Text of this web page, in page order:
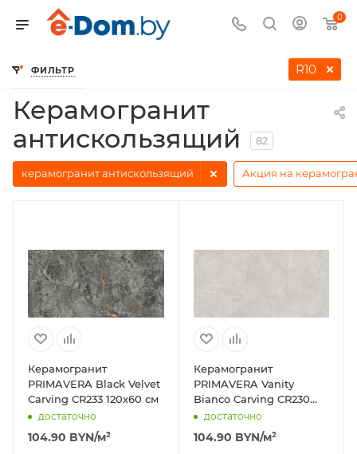
0
Главная —
Керамогранит
антискользящий
82
Акция на
керамогранит антискользящий
R10
ФИЛЬТР
Керамогранит
PRIMAVERA Black Velvet
Carving CR233 120х60 см
достаточно
104.90 BYN/м²
Керамогранит
PRIMAVERA Vanity
Bianco Carving CR230
120х60 см
достаточно
104.90 BYN/м²